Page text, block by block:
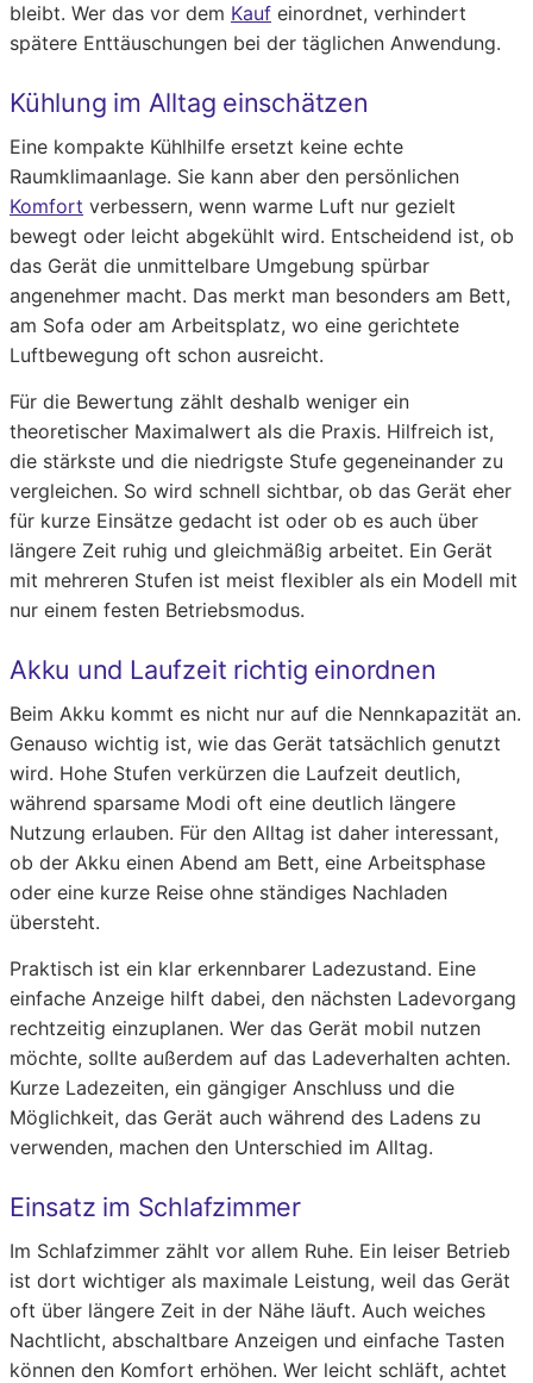
bleibt. Wer das vor dem Kauf einordnet, verhindert
spätere Enttäuschungen bei der täglichen Anwendung.
Kühlung im Alltag einschätzen
Eine kompakte Kühlhilfe ersetzt keine echte
Raumklimaanlage. Sie kann aber den persönlichen
Komfort verbessern, wenn warme Luft nur gezielt
bewegt oder leicht abgekühlt wird. Entscheidend ist, ob
das Gerät die unmittelbare Umgebung spürbar
angenehmer macht. Das merkt man besonders am Bett,
am Sofa oder am Arbeitsplatz, wo eine gerichtete
Luftbewegung oft schon ausreicht.
Für die Bewertung zählt deshalb weniger ein
theoretischer Maximalwert als die Praxis. Hilfreich ist,
die stärkste und die niedrigste Stufe gegeneinander zu
vergleichen. So wird schnell sichtbar, ob das Gerät eher
für kurze Einsätze gedacht ist oder ob es auch über
längere Zeit ruhig und gleichmäßig arbeitet. Ein Gerät
mit mehreren Stufen ist meist flexibler als ein Modell mit
nur einem festen Betriebsmodus.
Akku und Laufzeit richtig einordnen
Beim Akku kommt es nicht nur auf die Nennkapazität an.
Genauso wichtig ist, wie das Gerät tatsächlich genutzt
wird. Hohe Stufen verkürzen die Laufzeit deutlich,
während sparsame Modi oft eine deutlich längere
Nutzung erlauben. Für den Alltag ist daher interessant,
ob der Akku einen Abend am Bett, eine Arbeitsphase
oder eine kurze Reise ohne ständiges Nachladen
übersteht.
Praktisch ist ein klar erkennbarer Ladezustand. Eine
einfache Anzeige hilft dabei, den nächsten Ladevorgang
rechtzeitig einzuplanen. Wer das Gerät mobil nutzen
möchte, sollte außerdem auf das Ladeverhalten achten.
Kurze Ladezeiten, ein gängiger Anschluss und die
Möglichkeit, das Gerät auch während des Ladens zu
verwenden, machen den Unterschied im Alltag.
Einsatz im Schlafzimmer
Im Schlafzimmer zählt vor allem Ruhe. Ein leiser Betrieb
ist dort wichtiger als maximale Leistung, weil das Gerät
oft über längere Zeit in der Nähe läuft. Auch weiches
Nachtlicht, abschaltbare Anzeigen und einfache Tasten
können den Komfort erhöhen. Wer leicht schläft, achtet